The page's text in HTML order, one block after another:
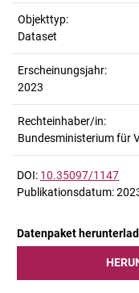
Objekttyp:
Dataset
Erscheinungsjahr:
2023
Rechteinhaber/in:
Bundesministerium für
DOI: 10.35097/1147
Publikationsdatum:
Datenpaket